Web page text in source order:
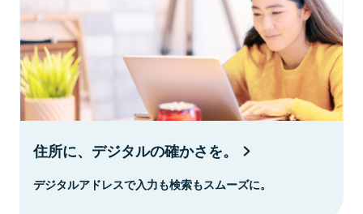
住所に、デジタルの確かさを。
デジタルアドレスで入力も検索もスムーズに。